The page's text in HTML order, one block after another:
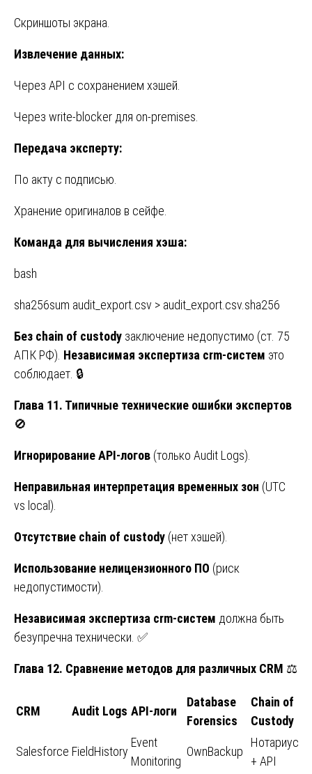
Скриншоты экрана.
Извлечение данных:
Через API с сохранением хэшей.
Через write-blocker для on-premises.
Передача эксперту:
По акту с подписью.
Хранение оригиналов в сейфе.
Команда для вычисления хэша:
bash
sha256sum audit_export.csv > audit_export.csv.sha256
Без chain of custody заключение недопустимо (ст. 75
АПК РФ). Независимая экспертиза crm-систем это
соблюдает. 🔒
Глава 11. Типичные технические ошибки экспертов
🚫
Игнорирование API-логов (только Audit Logs).
Неправильная интерпретация временных зон (UTC
vs local).
Отсутствие chain of custody (нет хэшей).
Использование нелицензионного ПО (риск
недопустимости).
Независимая экспертиза crm-систем должна быть
безупречна технически. ✅
Глава 12. Сравнение методов для различных CRM ⚖️
CRM Audit Logs API-логи
Database
Forensics
Chain of
Custody
Salesforce FieldHistory
Event
Monitoring
OwnBackup
Нотариус
+ API